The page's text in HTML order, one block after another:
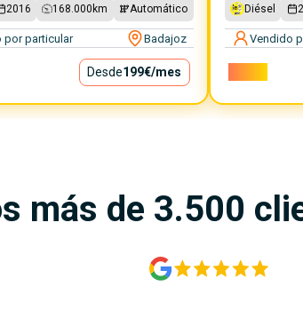
2016 168.000 km Automático
por particular Badajoz
Desde199€/mes
Diésel
Vendido
más de 3.500